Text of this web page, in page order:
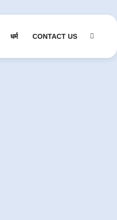
धर्म CONTACT US